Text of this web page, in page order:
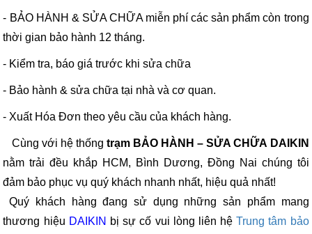
- BẢO HÀNH & SỬA CHỮA miễn phí các sản phẩm còn trong
thời gian bảo hành 12 tháng.
- Kiểm tra, báo giá trước khi sửa chữa
- Bảo hành & sửa chữa tại nhà và cơ quan.
- Xuất Hóa Đơn theo yêu cầu của khách hàng.
Cùng với hệ thốngtrạm BẢO HÀNH – SỬA CHỮA DAIKIN
nằm trải đều khắp HCM, Bình Dương, Đồng Nai chúng tôi
đảm bảo phục vụ quý khách nhanh nhất, hiệu quả nhất!
Quý khách hàng đang sử dụng những sản phẩm mang
thương hiệu DAIKIN bị sự cố vui lòng liên hệTrung tâm bảo